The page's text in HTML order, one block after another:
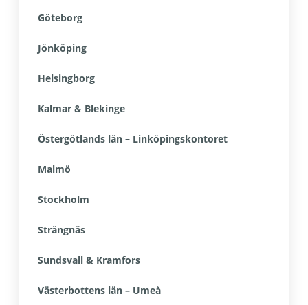
Göteborg
Jönköping
Helsingborg
Kalmar & Blekinge
Östergötlands län – Linköpingskontoret
Malmö
Stockholm
Strängnäs
Sundsvall & Kramfors
Västerbottens län – Umeå